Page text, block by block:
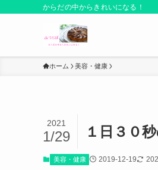
からだの中からきれいになる！
ホーム 美容・健康
１日３０
2021
1/29
美容・健康 2019-12-19